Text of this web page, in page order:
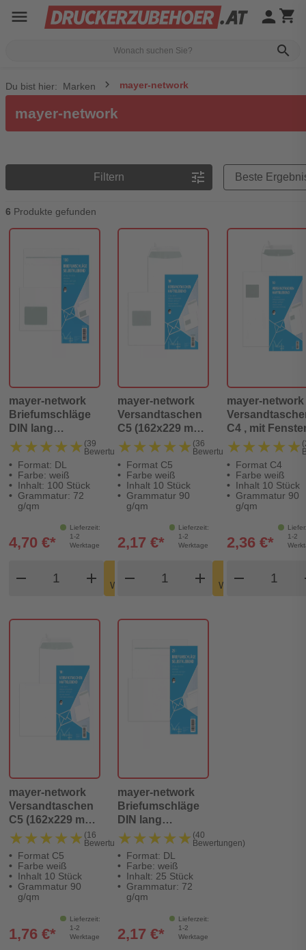
menu
search
person shopping_cart
Du bist hier: Marken mayer-network
mayer-network
Filtern tune
6 Produkte gefunden
mayer-network
Briefumschläge
DIN lang
(220x110 mm),
mit Fenster,
selbstklebend, 72
g/qm, 100 Stück
★★★★★
★★★★★ (39
Bewertungen)
Format: DL
Farbe: weiß
Inhalt: 100 Stück
Grammatur: 72
g/qm
Lieferzeit:
1-2
Werktage
4,70 €*
remove add
Warenkorb
shopping_cart
mayer-network
Versandtaschen
C5 (162x229 mm)
mit Fenster,
haftklebend, 90
g/qm, weiß, 10
Stück
★★★★★
★★★★★ (36
Bewertungen)
Format C5
Farbe weiß
Inhalt 10 Stück
Grammatur 90
g/qm
Lieferzeit:
1-2
Werktage
2,17 €*
remove add
Warenkorb
shopping_cart
mayer-network
C4 , mit
haftklebend, 90
g/qm, weiß, 10
Stück
★★★★★
★★★★★
Format C4
Farbe weiß
Inhalt 10 Stück
Grammatur 90
g/qm
1-2
2,36 €*
remove
mayer-network
Versandtaschen
C5 (162x229 mm)
ohne Fenster,
haftklebend, 90
g/qm, weiß, 10
Stück
★★★★★
★★★★★ (16
Bewertungen)
Format C5
Farbe weiß
Inhalt 10 Stück
Grammatur 90
g/qm
Lieferzeit:
1-2
Werktage
1,76 €*
mayer-network
Briefumschläge
DIN lang
(220x110 mm),
ohne Fenster,
selbstklebend, 72
g/qm, 25 Stück
★★★★★
★★★★★ (40
Bewertungen)
Format: DL
Farbe: weiß
Inhalt: 25 Stück
Grammatur: 72
g/qm
Lieferzeit:
1-2
Werktage
2,17 €*